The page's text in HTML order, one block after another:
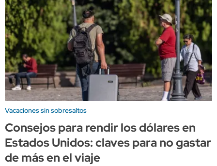
Vacaciones sin sobresaltos
Consejos para rendir los dólares en
Estados Unidos: claves para no gastar
de más en el viaje